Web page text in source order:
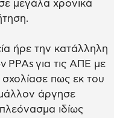
μεγάλα χρονικά
ήρε την κατάλληλη
PPAs για τις ΑΠΕ με
πως εκ του
άργησε
ιδίως